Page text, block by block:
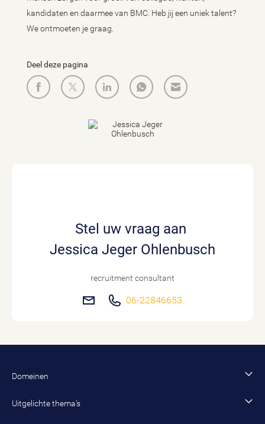
kandidaten en daarmee van BMC. Heb jij een uniek talent?
We ontmoeten je graag.
Deel deze pagina
Stel uw vraag aan
Jessica Jeger Ohlenbusch
recruitment consultant
06-22846653
Domeinen
Financiën en control
Uitgelichte thema’s